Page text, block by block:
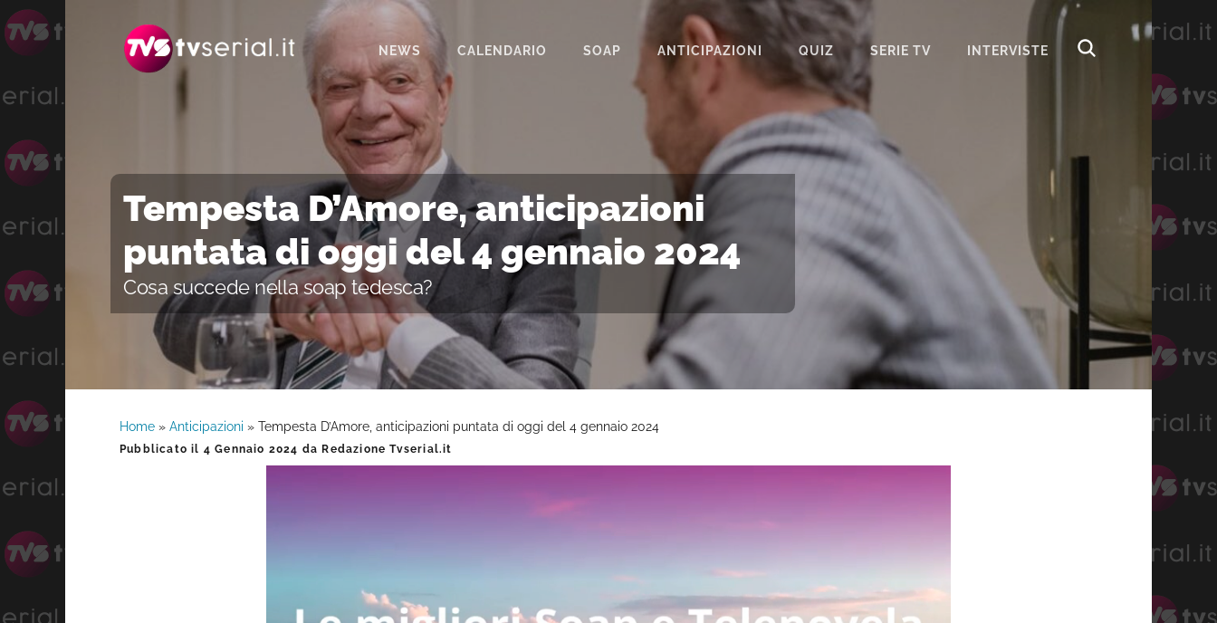
navigazione
contenuto
NEWS CALENDARIO SOAP
IL PARADISO DELLE SIGNORE
SEGRETI DI FAMIGLIA
TEMPESTA D’AMORE
UN POSTO AL SOLE
ANTICIPAZIONI QUIZ SERIE TV INTERVISTE
Tempesta D’Amore, anticipazioni
puntata di oggi del 4 gennaio 2024
Cosa succede nella soap tedesca?
Home » Anticipazioni » Tempesta D’Amore, anticipazioni puntata di oggi del 4 gennaio 2024
Pubblicato il 4 Gennaio 2024 da Redazione Tvserial.it
Barra